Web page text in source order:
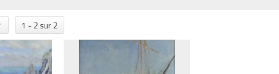
1 - 2 sur 2